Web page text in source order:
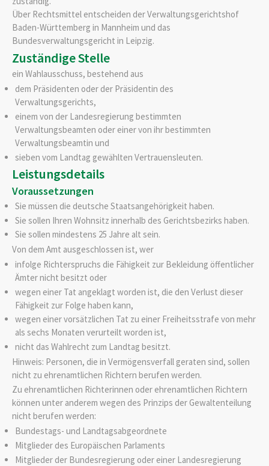
Über Rechtsmittel entscheiden der Verwaltungsgerichtshof
Baden-Württemberg in Mannheim und das
Bundesverwaltungsgericht in Leipzig.
Zuständige Stelle
ein Wahlausschuss, bestehend aus
dem Präsidenten oder der Präsidentin des
Verwaltungsgerichts,
einem von der Landesregierung bestimmten
Verwaltungsbeamten oder einer von ihr bestimmten
Verwaltungsbeamtin und
sieben vom Landtag gewählten Vertrauensleuten.
Leistungsdetails
Voraussetzungen
Sie müssen die deutsche Staatsangehörigkeit haben.
Sie sollen Ihren Wohnsitz innerhalb des Gerichtsbezirks haben.
Sie sollen mindestens 25 Jahre alt sein.
Von dem Amt ausgeschlossen ist, wer
infolge Richterspruchs die Fähigkeit zur Bekleidung öffentlicher
Ämter nicht besitzt oder
wegen einer Tat angeklagt worden ist, die den Verlust dieser
Fähigkeit zur Folge haben kann,
wegen einer vorsätzlichen Tat zu einer Freiheitsstrafe von mehr
als sechs Monaten verurteilt worden ist,
nicht das Wahlrecht zum Landtag besitzt.
Hinweis: Personen, die in Vermögensverfall geraten sind, sollen
nicht zu ehrenamtlichen Richtern berufen werden.
Zu ehrenamtlichen Richterinnen oder ehrenamtlichen Richtern
können unter anderem wegen des Prinzips der Gewaltenteilung
nicht berufen werden:
Bundestags- und Landtagsabgeordnete
Mitglieder des Europäischen Parlaments
Mitglieder der Bundesregierung oder einer Landesregierung